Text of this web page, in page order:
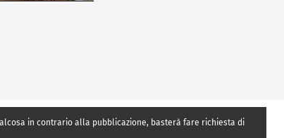
in contrario alla pubblicazione, basterà fare richiesta di